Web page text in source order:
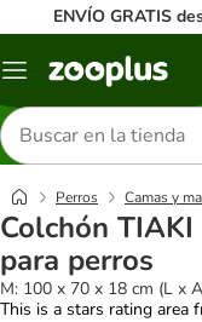
ENVÍO GRATIS
Menú
Buscar
productos
Perros Camas y
Colchón
para perros
M: 100 x 70 x 18 cm (L x
This is a stars rating area